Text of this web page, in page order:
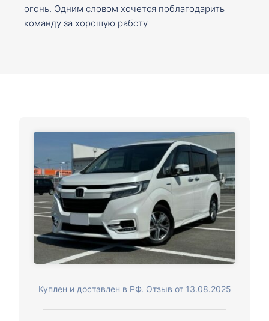
огонь. Одним словом хочется поблагодарить
команду за хорошую работу
Куплен и доставлен в РФ. Отзыв от 13.08.2025